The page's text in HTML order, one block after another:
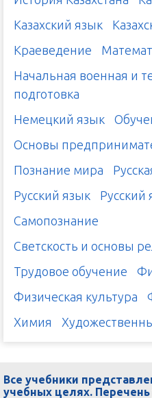
Казахский язык
Краеведение
Начальная военная и
подготовка
Немецкий язык
Основы
Познание мира
Русский язык
Русский
Самопознание
Светскость и основы
Трудовое обучение
Физическая культура
Химия
Все учебники
учебных целях. Перечень